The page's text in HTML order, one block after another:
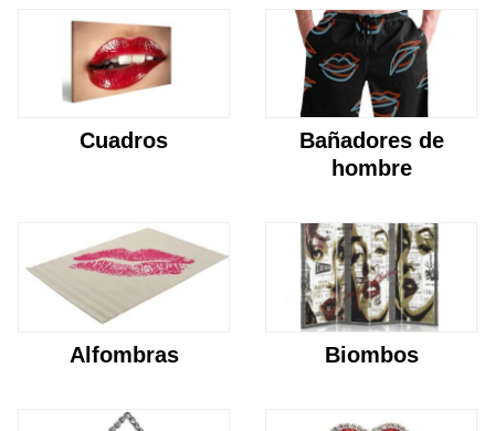
Cuadros
Bañadores de
hombre
Alfombras Biombos